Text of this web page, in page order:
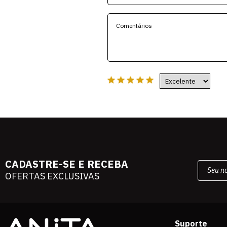
CADASTRE-SE E RECEBA
OFERTAS EXCLUSIVAS
Suporte